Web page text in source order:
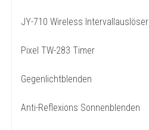
JY-710 Wireless Intervallauslöser
Pixel TW-283 Timer
Gegenlichtblenden
Anti-Reflexions Sonnenblenden